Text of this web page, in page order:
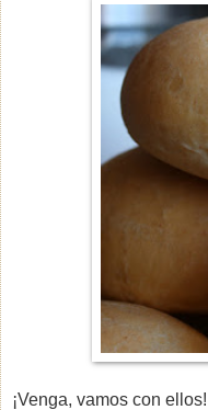
¡Venga, vamos con ellos!